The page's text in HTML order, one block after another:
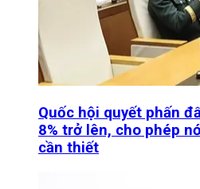
Quốc hội quyết phấn
8% trở lên, cho phép
cần thiết